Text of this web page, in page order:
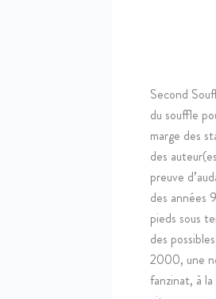
Second
du souffle
marge des
des
preuve
des années
pieds sous
des
2000, une
fanzinat, à